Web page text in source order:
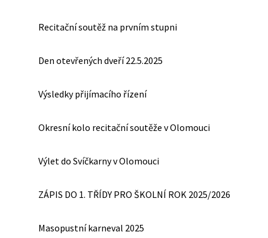
Recitační soutěž na prvním stupni
Den otevřených dveří 22.5.2025
Výsledky přijímacího řízení
Okresní kolo recitační soutěže v Olomouci
Výlet do Svíčkarny v Olomouci
ZÁPIS DO 1. TŘÍDY PRO ŠKOLNÍ ROK 2025/2026
Masopustní karneval 2025